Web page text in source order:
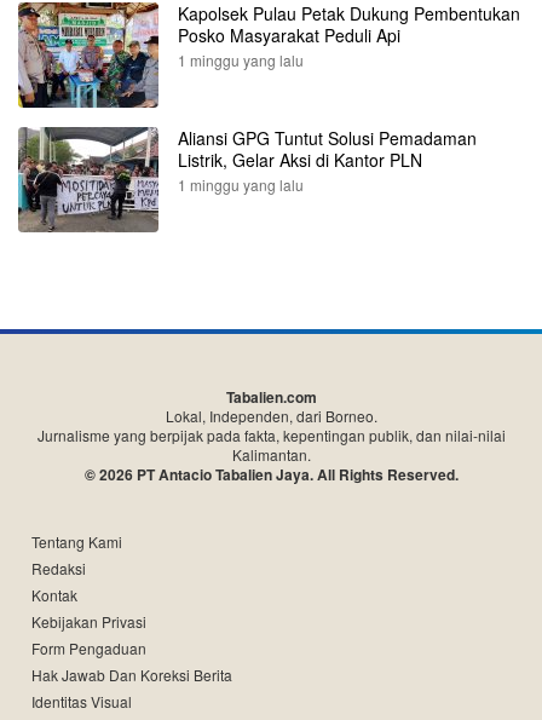
Kapolsek Pulau Petak Dukung Pembentukan
Posko Masyarakat Peduli Api
1 minggu yang lalu
Aliansi GPG Tuntut Solusi Pemadaman
Listrik, Gelar Aksi di Kantor PLN
1 minggu yang lalu
Tabalien.com
Lokal, Independen, dari Borneo.
Jurnalisme yang berpijak pada fakta, kepentingan publik, dan nilai-nilai
Kalimantan.
© 2026 PT Antacio Tabalien Jaya. All Rights Reserved.
Tentang Kami
Redaksi
Kontak
Kebijakan Privasi
Form Pengaduan
Hak Jawab Dan Koreksi Berita
Identitas Visual